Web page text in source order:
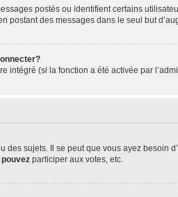
postés ou identifient certains
postant des messages dans le seul but
intégré (si la fonction a été activée par
sujets. Il se peut que vous ayez
pouvez participer aux votes, etc.